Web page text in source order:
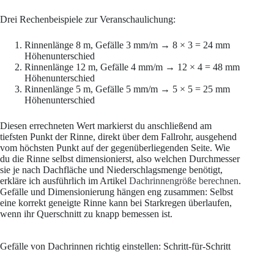
Drei Rechenbeispiele zur Veranschaulichung:
Rinnenlänge 8 m, Gefälle 3 mm/m → 8 × 3 = 24 mm
Höhenunterschied
Rinnenlänge 12 m, Gefälle 4 mm/m → 12 × 4 = 48 mm
Höhenunterschied
Rinnenlänge 5 m, Gefälle 5 mm/m → 5 × 5 = 25 mm
Höhenunterschied
Diesen errechneten Wert markierst du anschließend am
tiefsten Punkt der Rinne, direkt über dem Fallrohr, ausgehend
vom höchsten Punkt auf der gegenüberliegenden Seite. Wie
du die Rinne selbst dimensionierst, also welchen Durchmesser
sie je nach Dachfläche und Niederschlagsmenge benötigt,
erkläre ich ausführlich im Artikel Dachrinnengröße berechnen.
Gefälle und Dimensionierung hängen eng zusammen: Selbst
eine korrekt geneigte Rinne kann bei Starkregen überlaufen,
wenn ihr Querschnitt zu knapp bemessen ist.
Gefälle von Dachrinnen richtig einstellen: Schritt-für-Schritt